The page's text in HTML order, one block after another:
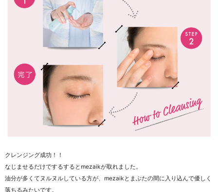
クレンジング成功！！
なじませるだけでするするとmezaikが取れました。
油分が多くてヌルヌルしている方が、mezaikとまぶたの間に入り込んで優しく
落ちるみたいです。